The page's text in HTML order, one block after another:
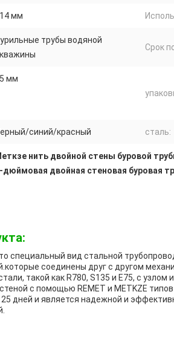
мм
трубы водяной
Срок
мм
синий/красный сталь:
нить двойной стены буровой
дюймовая двойная стеновая буровая
специальный вид стальной
соединены друг с другом
такой как R780, S135 и E75, с
с помощью REMET и METKZE
дней и является надежной и